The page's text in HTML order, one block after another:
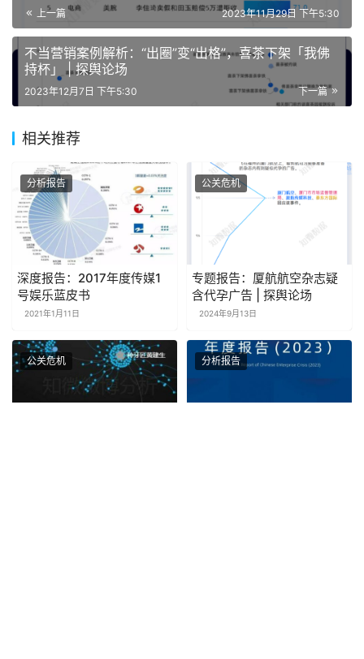
上一篇 2023年11月29日 下午5:30
不当营销案例解析：“出圈”变“出格”，喜茶下架「我佛
持杯」 | 探舆论场
下一篇
2023年12月7日 下午5:30
相关推荐
分析报告
深度报告：2017年度传媒1
号娱乐蓝皮书
2021年1月11日
公关危机
专题报告：厦航航空杂志疑
含代孕广告 | 探舆论场
2024年9月13日
公关危机 分析报告